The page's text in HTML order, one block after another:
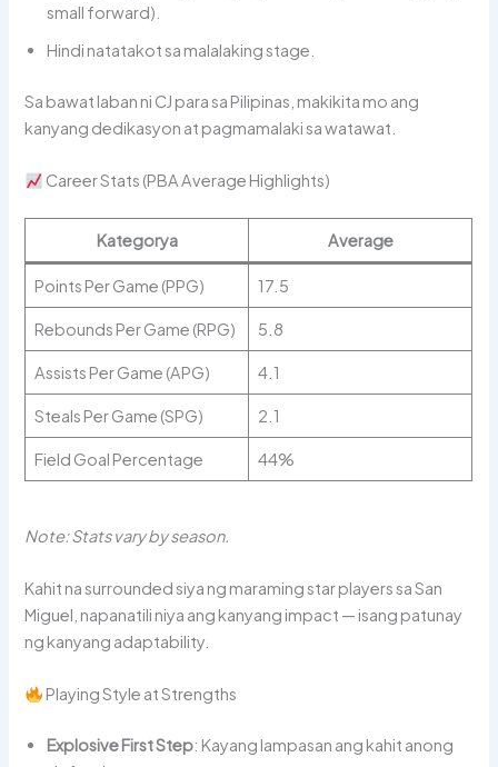
small forward).
Hindi natatakot sa malalaking stage.
Sa bawat laban ni CJ para sa Pilipinas, makikita mo ang
kanyang dedikasyon at pagmamalaki sa watawat.
Career Stats (PBA Average Highlights)
Kategorya Average
Points Per Game (PPG) 17.5
Rebounds Per Game (RPG) 5.8
Assists Per Game (APG) 4.1
Steals Per Game (SPG) 2.1
Field Goal Percentage 44%
Note: Stats vary by season.
Kahit na surrounded siya ng maraming star players sa San
Miguel, napanatili niya ang kanyang impact — isang patunay
ng kanyang adaptability.
Playing Style at Strengths
Explosive First Step: Kayang lampasan ang kahit anong